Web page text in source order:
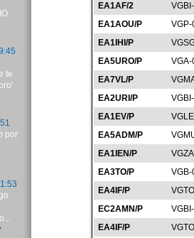
EA1AF/2
EA1AOU/P
EA1IHI/P
EA5URO/P
EA7VL/P
EA2URI/P
EA1EV/P
EA5ADM/P
EA1IEN/P
EA3TO/P
EA4IF/P
EC2AMN/P
EA4IF/P
te
por